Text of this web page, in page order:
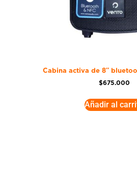
Cabina activa de 8″
$675.000
Añadir al